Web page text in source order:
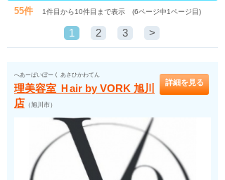
55件 1件目から10件目まで表示 (6ページ中1ページ目)
1 2 3 >
へあーばいぼーく あさひかわてん
理美容室 Ｈair by VORK 旭川
店 （旭川市）
詳細を見る